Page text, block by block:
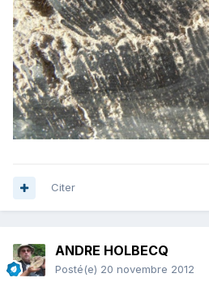
Citer
ANDRE HOLBECQ
Posté(e) 20 novembre 2012